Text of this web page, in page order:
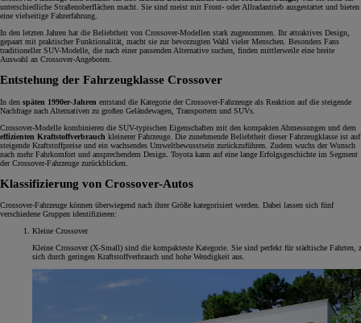
unterschiedliche Straßenoberflächen macht. Sie sind meist mit Front- oder Allradantrieb ausgestattet und bieten
eine vielseitige Fahrerfahrung.
In den letzten Jahren hat die Beliebtheit von Crossover-Modellen stark zugenommen. Ihr attraktives Design,
gepaart mit praktischer Funktionalität, macht sie zur bevorzugten Wahl vieler Menschen. Besonders Fans
traditioneller SUV-Modelle, die nach einer passenden Alternative suchen, finden mittlerweile eine breite
Auswahl an Crossover-Angeboten.
Entstehung der Fahrzeugklasse Crossover
In den späten 1990er-Jahren entstand die Kategorie der Crossover-Fahrzeuge als Reaktion auf die steigende
Nachfrage nach Alternativen zu großen Geländewagen, Transportern und SUVs.
Crossover-Modelle kombinieren die SUV-typischen Eigenschaften mit den kompakten Abmessungen und dem
effizienten Kraftstoffverbrauch kleinerer Fahrzeuge. Die zunehmende Beliebtheit dieser Fahrzeugklasse ist auf
steigende Kraftstoffpreise und ein wachsendes Umweltbewusstsein zurückzuführen. Zudem wuchs der Wunsch
nach mehr Fahrkomfort und ansprechendem Design. Toyota kann auf eine lange Erfolgsgeschichte im Segment
der Crossover-Fahrzeuge zurückblicken.
Klassifizierung von Crossover-Autos
Crossover-Fahrzeuge können überwiegend nach ihrer Größe kategorisiert werden. Dabei lassen sich fünf
verschiedene Gruppen identifizieren:
Kleine Crossover
Kleine Crossover (X-Small) sind die kompakteste Kategorie. Sie sind perfekt für städtische Fahrten,
sich durch geringen Kraftstoffverbrauch und hohe Wendigkeit aus.